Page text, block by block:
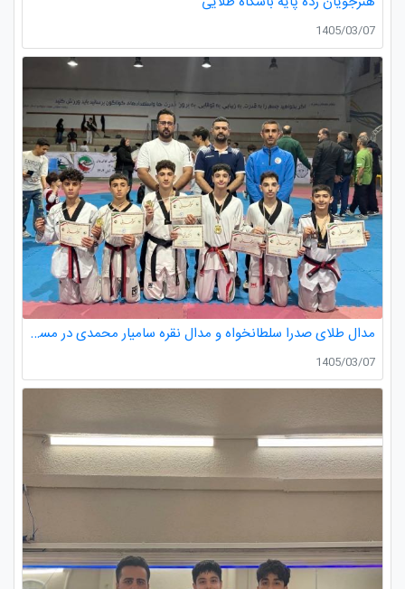
1405/03/07
مدال طلای صدرا سلطانخواه و مدال نقره سامیار محمدی در مسابقات قهرمانی نونهالان استان گیلان
1405/03/07